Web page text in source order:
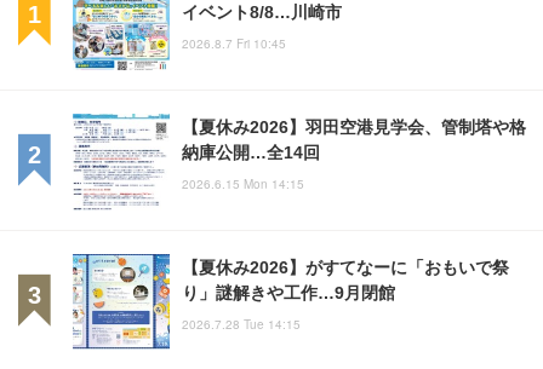
イベント8/8…川崎市
2026.8.7 Fri 10:45
【夏休み2026】羽田空港見学会、管制塔や格
納庫公開…全14回
2026.6.15 Mon 14:15
【夏休み2026】がすてなーに「おもいで祭
り」謎解きや工作…9月閉館
2026.7.28 Tue 14:15